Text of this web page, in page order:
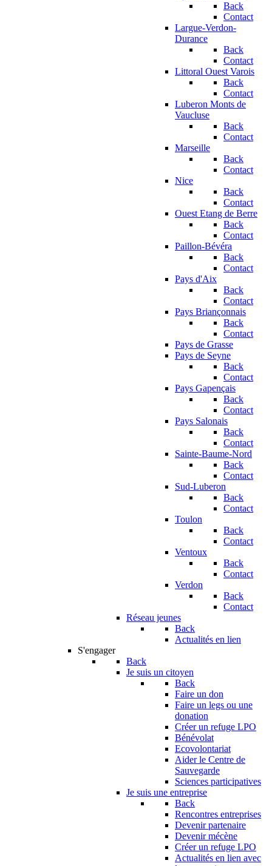
Back
Contact
Largue-Verdon-
Durance
Back
Contact
Littoral Ouest Varois
Back
Contact
Luberon Monts de
Vaucluse
Back
Contact
Marseille
Back
Contact
Nice
Back
Contact
Ouest Etang de Berre
Back
Contact
Paillon-Bévéra
Back
Contact
Pays d'Aix
Back
Contact
Pays Briançonnais
Back
Contact
Pays de Grasse
Pays de Seyne
Back
Contact
Pays Gapençais
Back
Contact
Pays Salonais
Back
Contact
Sainte-Baume-Nord
Back
Contact
Sud-Luberon
Back
Contact
Toulon
Back
Contact
Ventoux
Back
Contact
Verdon
Back
Contact
Réseau jeunes
Back
Actualités en lien
S'engager
Back
Je suis un citoyen
Back
Faire un don
Faire un legs ou une
donation
Créer un refuge LPO
Bénévolat
Ecovolontariat
Aider le Centre de
Sauvegarde
Sciences participatives
Je suis une entreprise
Back
Rencontres entreprises
Devenir partenaire
Devenir mécène
Créer un refuge LPO
Actualités en lien avec